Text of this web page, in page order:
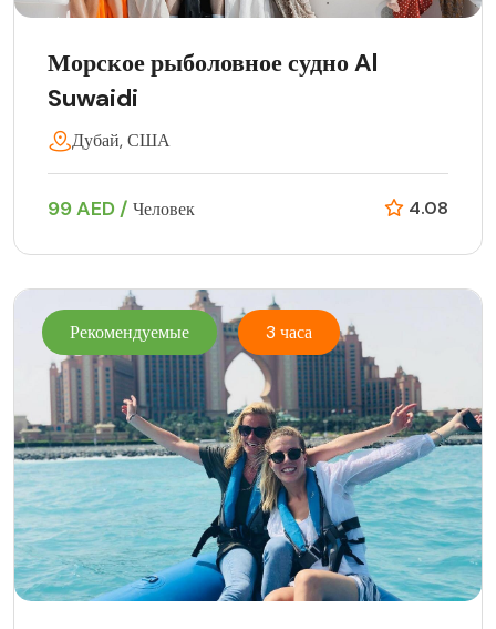
Морское рыболовное судно Al
Suwaidi
Дубай, США
99 AED / Человек 4.08
Рекомендуемые 3 часа